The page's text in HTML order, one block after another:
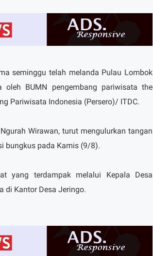
seminggu telah melanda Pulau Lombok
oleh BUMN pengembang pariwisata the
Pariwisata Indonesia (Persero)/ ITDC.
Wirawan, turut mengulurkan tangan
bungkus pada Kamis (9/8).
yang terdampak melalui Kepala Desa
di Kantor Desa Jeringo.